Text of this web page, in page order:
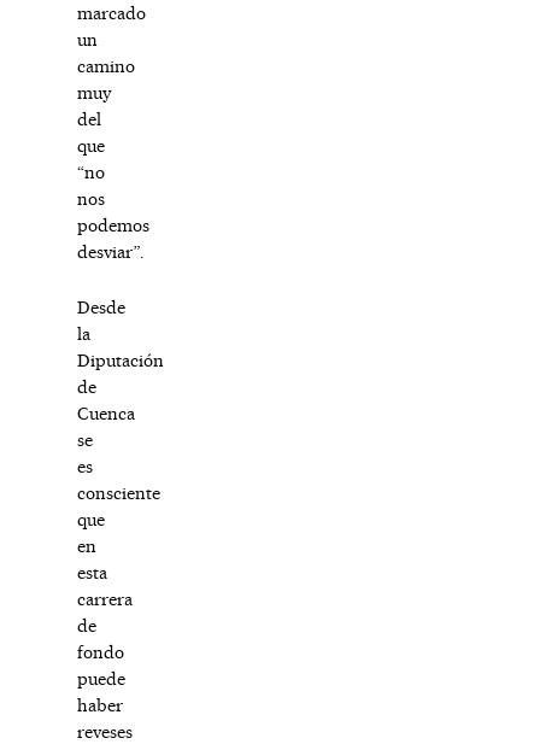
marcado
un
camino
muy
del
que
“no
nos
podemos
desviar”.
Desde
la
Diputación
de
Cuenca
se
es
consciente
que
en
esta
carrera
de
fondo
puede
haber
reveses